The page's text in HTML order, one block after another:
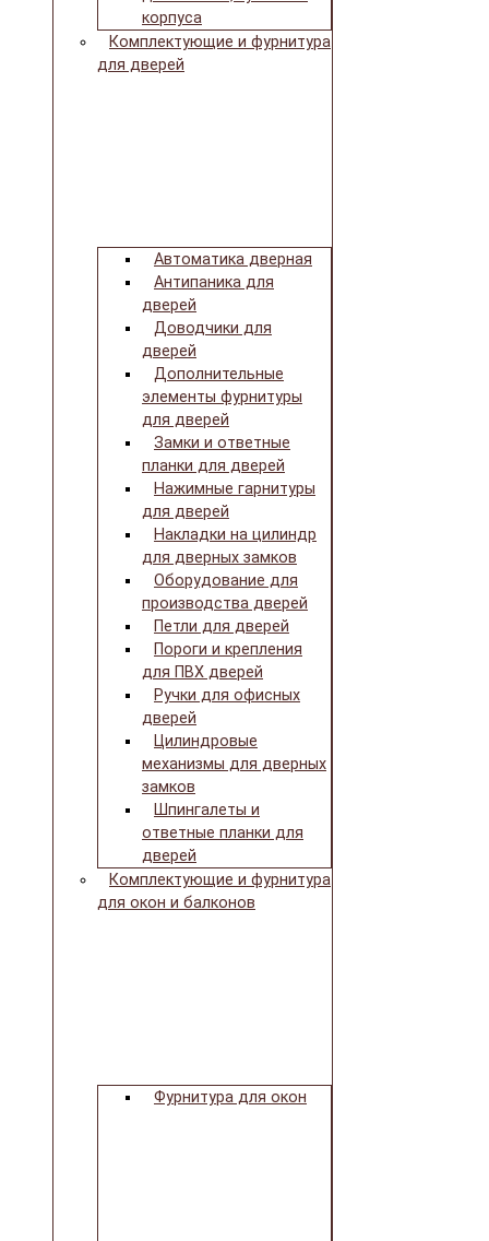
корпуса
Комплектующие и фурнитура
для дверей
Автоматика дверная
Антипаника для
дверей
Доводчики для
дверей
Дополнительные
элементы фурнитуры
для дверей
Замки и ответные
планки для дверей
Нажимные гарнитуры
для дверей
Накладки на цилиндр
для дверных замков
Оборудование для
производства дверей
Петли для дверей
Пороги и крепления
для ПВХ дверей
Ручки для офисных
дверей
Цилиндровые
механизмы для дверных
замков
Шпингалеты и
ответные планки для
дверей
Комплектующие и фурнитура
для окон и балконов
Фурнитура для окон